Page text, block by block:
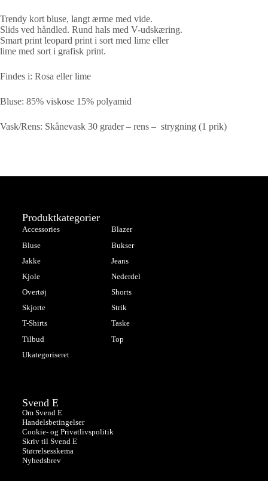
Trendy kort bluse, langt ærme med vide.
Slids ved håndled. Rund hals med V-udskæring.
Smart print leopard print i sort med lime eller
lime med sort i grafisk print.
Findes i: Rosa eller lime
Bluse: 85% viskose 15% polyamid
Vask/Rens: Skånevask 30 grader – rens – strygning (1 prik)
Produktkategorier
Accessories
Blazer
Bluse
Bukser
Jakke
Jeans
Kjole
Nederdel
Overtøj
Shorts
Skjorte
Strik
T-Shirts
Taske
Tilbud
Top
Ukategoriseret
Svend E
Om Svend E
Handelsbetingelser
Cookie- og Privatlivspolitik
Skriv til Svend E
Størrelsesskema
Nyhedsbrev